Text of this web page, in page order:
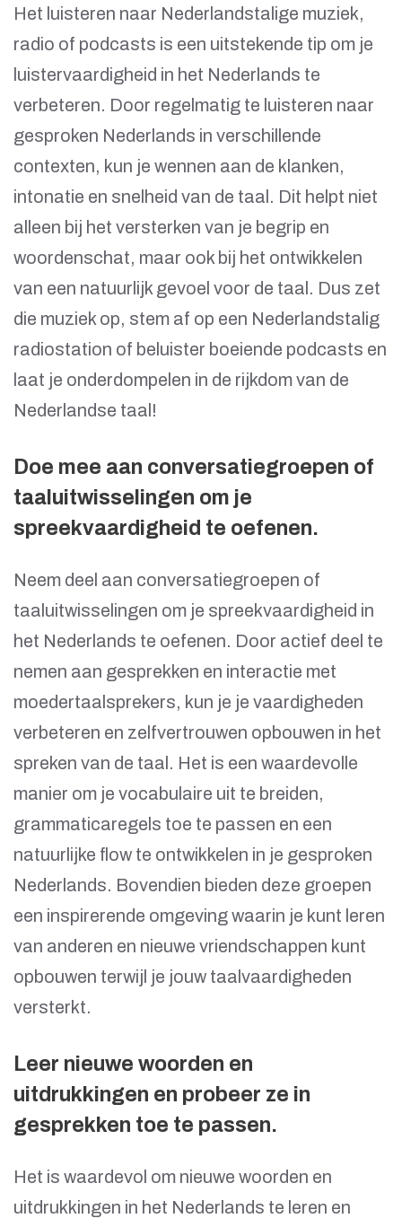
Het luisteren naar Nederlandstalige muziek,
radio of podcasts is een uitstekende tip om je
luistervaardigheid in het Nederlands te
verbeteren. Door regelmatig te luisteren naar
gesproken Nederlands in verschillende
contexten, kun je wennen aan de klanken,
intonatie en snelheid van de taal. Dit helpt niet
alleen bij het versterken van je begrip en
woordenschat, maar ook bij het ontwikkelen
van een natuurlijk gevoel voor de taal. Dus zet
die muziek op, stem af op een Nederlandstalig
radiostation of beluister boeiende podcasts en
laat je onderdompelen in de rijkdom van de
Nederlandse taal!
Doe mee aan conversatiegroepen of
taaluitwisselingen om je
spreekvaardigheid te oefenen.
Neem deel aan conversatiegroepen of
taaluitwisselingen om je spreekvaardigheid in
het Nederlands te oefenen. Door actief deel te
nemen aan gesprekken en interactie met
moedertaalsprekers, kun je je vaardigheden
verbeteren en zelfvertrouwen opbouwen in het
spreken van de taal. Het is een waardevolle
manier om je vocabulaire uit te breiden,
grammaticaregels toe te passen en een
natuurlijke flow te ontwikkelen in je gesproken
Nederlands. Bovendien bieden deze groepen
een inspirerende omgeving waarin je kunt leren
van anderen en nieuwe vriendschappen kunt
opbouwen terwijl je jouw taalvaardigheden
versterkt.
Leer nieuwe woorden en
uitdrukkingen en probeer ze in
gesprekken toe te passen.
Het is waardevol om nieuwe woorden en
uitdrukkingen in het Nederlands te leren en